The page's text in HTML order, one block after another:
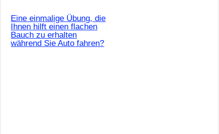
Eine einmalige Übung, die
Ihnen hilft einen flachen
Bauch zu erhalten
während Sie Auto fahren?